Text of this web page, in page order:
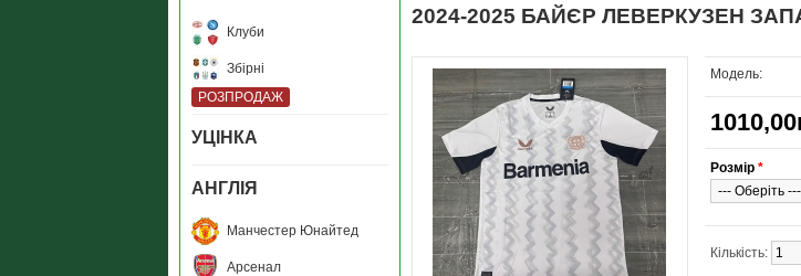
Клуби
Збірні
РОЗПРОДАЖ
УЦIНКА
АНГЛIЯ
Манчестер Юнайтед
Арсенал
2024-2025 БАЙЄР ЛЕВЕРКУЗЕН
Модель:
Розмір *
Кількість: